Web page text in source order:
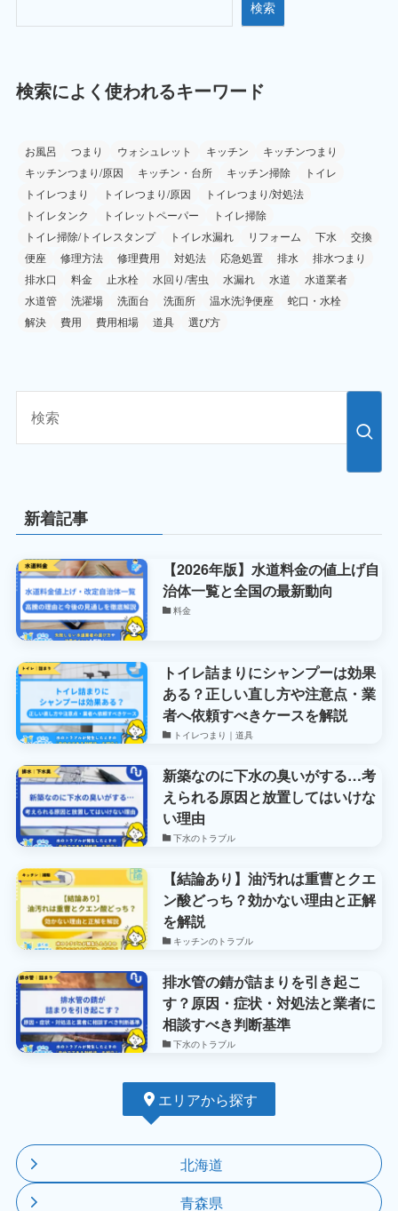
検索
検索によく使われるキーワード
お風呂 つまり ウォシュレット キッチン
キッチンつまり
キッチンつまり/原因
キッチン・台所 キッチン掃除
トイレ
トイレつまり
トイレつまり/原因
トイレつまり/対処法
トイレタンク
トイレットペーパー
トイレ掃除
トイレ掃除/トイレスタンプ
トイレ水漏れ リフォーム 下水
交換
便座
修理方法 修理費用 対処法 応急処置 排水
排水つまり
排水口
料金 止水栓 水回り/害虫 水漏れ 水道
水道業者
水道管
洗濯場 洗面台 洗面所 温水洗浄便座
蛇口・水栓
解決
費用 費用相場 道具 選び方
新着記事
【2026年版】水道料金の値上げ自
治体一覧と全国の最新動向
料金
トイレ詰まりにシャンプーは効果
ある？正しい直し方や注意点・業
者へ依頼すべきケースを解説
トイレつまり｜道具
新築なのに下水の臭いがする…考
えられる原因と放置してはいけな
い理由
下水のトラブル
【結論あり】油汚れは重曹とクエ
ン酸どっち？効かない理由と正解
を解説
キッチンのトラブル
排水管の錆が詰まりを引き起こ
す？原因・症状・対処法と業者に
相談すべき判断基準
下水のトラブル
エリアから探す
北海道
青森県